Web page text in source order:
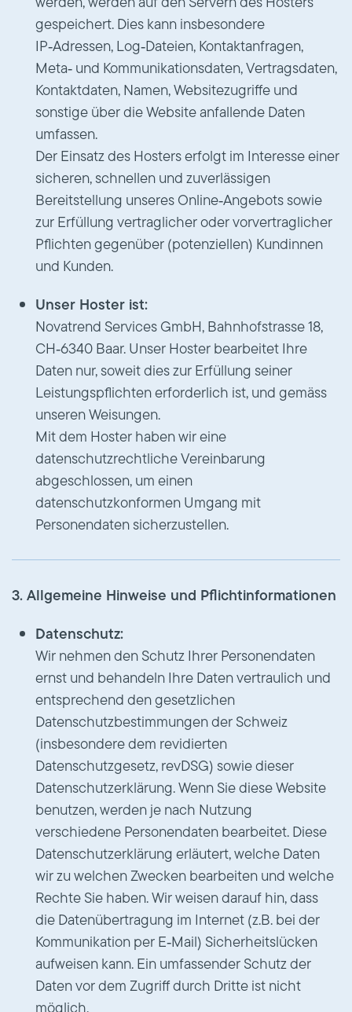
gespeichert. Dies kann insbesondere
IP‑Adressen, Log‑Dateien, Kontaktanfragen,
Meta‑ und Kommunikationsdaten, Vertragsdaten,
Kontaktdaten, Namen, Websitezugriffe und
sonstige über die Website anfallende Daten
umfassen.
Der Einsatz des Hosters erfolgt im Interesse einer
sicheren, schnellen und zuverlässigen
Bereitstellung unseres Online‑Angebots sowie
zur Erfüllung vertraglicher oder vorvertraglicher
Pflichten gegenüber (potenziellen) Kundinnen
und Kunden.
Unser Hoster ist:
Novatrend Services GmbH, Bahnhofstrasse 18,
CH‑6340 Baar. Unser Hoster bearbeitet Ihre
Daten nur, soweit dies zur Erfüllung seiner
Leistungspflichten erforderlich ist, und gemäss
unseren Weisungen.
Mit dem Hoster haben wir eine
datenschutzrechtliche Vereinbarung
abgeschlossen, um einen
datenschutzkonformen Umgang mit
Personendaten sicherzustellen.
3. Allgemeine Hinweise und Pflichtinformationen
Datenschutz:
Wir nehmen den Schutz Ihrer Personendaten
ernst und behandeln Ihre Daten vertraulich und
entsprechend den gesetzlichen
Datenschutzbestimmungen der Schweiz
(insbesondere dem revidierten
Datenschutzgesetz, revDSG) sowie dieser
Datenschutzerklärung. Wenn Sie diese Website
benutzen, werden je nach Nutzung
verschiedene Personendaten bearbeitet. Diese
Datenschutzerklärung erläutert, welche Daten
wir zu welchen Zwecken bearbeiten und welche
Rechte Sie haben. Wir weisen darauf hin, dass
die Datenübertragung im Internet (z.B. bei der
Kommunikation per E‑Mail) Sicherheitslücken
aufweisen kann. Ein umfassender Schutz der
Daten vor dem Zugriff durch Dritte ist nicht
möglich.